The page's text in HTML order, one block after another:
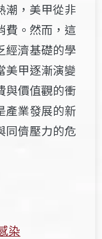
潮，美甲從非
費。然而，這
經濟基礎的學
美甲逐漸演變
與價值觀的衝
產業發展的新
同儕壓力的危
染